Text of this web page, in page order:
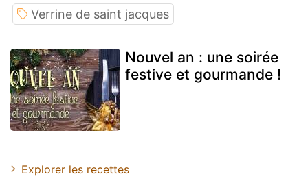
Verrine de saint jacques
Nouvel an : une soirée
festive et gourmande !
Explorer les recettes